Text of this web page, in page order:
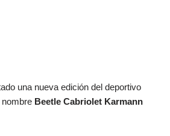
una nueva edición del deportivo
nombre Beetle Cabriolet Karmann